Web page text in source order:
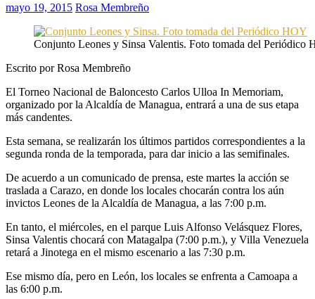
mayo 19, 2015 Rosa Membreño
Conjunto Leones y Sinsa Valentis. Foto tomada del Periódico
Escrito por Rosa Membreño
El Torneo Nacional de Baloncesto Carlos Ulloa In Memoriam,
organizado por la Alcaldía de Managua, entrará a una de sus etapa
más candentes.
Esta semana, se realizarán los últimos partidos correspondientes a la
segunda ronda de la temporada, para dar inicio a las semifinales.
De acuerdo a un comunicado de prensa, este martes la acción se
traslada a Carazo, en donde los locales chocarán contra los aún
invictos Leones de la Alcaldía de Managua, a las 7:00 p.m.
En tanto, el miércoles, en el parque Luis Alfonso Velásquez Flores,
Sinsa Valentis chocará con Matagalpa (7:00 p.m.), y Villa Venezuela
retará a Jinotega en el mismo escenario a las 7:30 p.m.
Ese mismo día, pero en León, los locales se enfrenta a Camoapa a
las 6:00 p.m.